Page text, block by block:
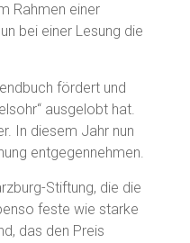
Rahmen einer
bei einer Lesung die
fördert und
ausgelobt hat.
In diesem Jahr nun
entgegennehmen.
Stiftung, die die
feste wie starke
das den Preis